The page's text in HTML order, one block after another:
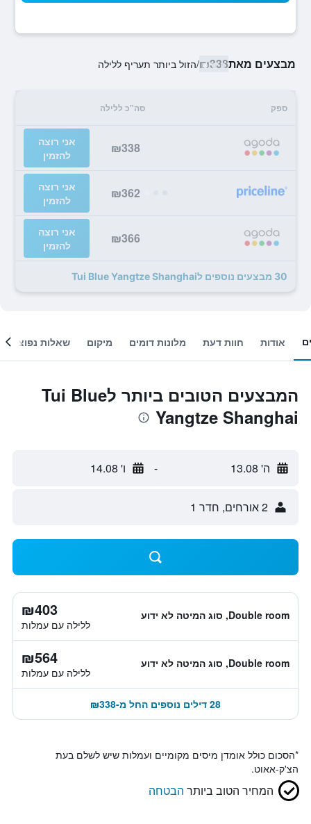
מבצעים מאת₪338
/הזול ביותר תעריף ללילה
ספק סה"כ ללילה
₪338
אני רוצה
להזמין
₪362
אני רוצה
להזמין
₪366
אני רוצה
להזמין
30 מבצעים נוספים לTui Blue Yangtze Shanghai
אודות חוות דעת מלונות דומים מיקום שאלות נפוצות
המבצעים הטובים ביותר לTui Blue
Yangtze Shanghai
ה' 13.08 - ו' 14.08
2 אורחים, חדר 1
Double room, סוג המיטה לא ידוע ₪403
ללילה עם עמלות
Double room, סוג המיטה לא ידוע ₪564
ללילה עם עמלות
28 דילים נוספים החל מ-₪338
*הסכום כולל אומדן מיסים מקומיים ועמלות שיש לשלם בעת
הצ'ק-אאוט.
המחיר הטוב ביותר הבטחה